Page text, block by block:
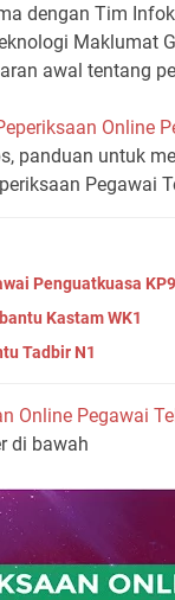
dengan Tim
Maklumat
awal tentang
Online
panduan untuk
Pegawai
Penguatkuasa KP9
Kastam WK1
Tadbir N1
Online Pegawai
di bawah